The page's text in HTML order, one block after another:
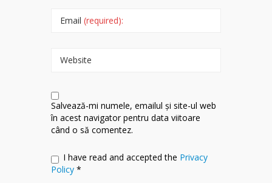
Email (required):
Website
Salvează-mi numele, emailul și site-ul web
în acest navigator pentru data viitoare
când o să comentez.
I have read and accepted the Privacy
Policy *